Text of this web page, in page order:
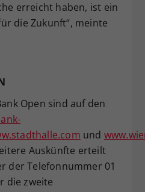
erreicht haben, ist ein
die Zukunft“, meinte
Open sind auf den
und
Auskünfte erteilt
der Telefonnummer 01
die zweite